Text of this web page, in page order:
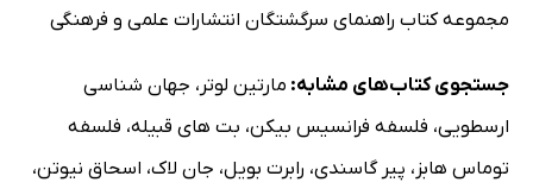
9-2. معرفت و تجربه: نیمه‌شکاکیت هیوم
9-2-3. معرفت به علت و معلول: پرسش دوم هیوم
9-2-4. مسئلۀ استقرا: پرسش سوم هیوم
مجموعه کتاب راهنمای سرگشتگان انتشارات علمی و فرهنگی
جستجوی کتاب‌های مشابه: مارتین لوتر ، جهان شناسی
ارسطویی، فلسفه فرانسیس بیکن، بت های قبیله، فلسفه
توماس هابز ، پیر گاسندی، رابرت بویل، جان لاک، اسحاق نیوتن،